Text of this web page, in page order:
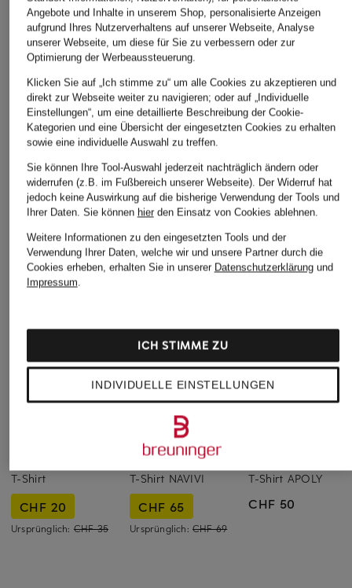
T-Shirt
CHF 20
Ursprünglich: CHF 35
DRYKORN
T-Shirt NAVIVI
CHF 65
Ursprünglich: CHF 69
T-Shirt APOLY
CHF 50
Angebote und Inhalte in unserem Shop, personalisierte Anzeigen
aufgrund Ihres Nutzerverhaltens auf unserer Webseite, Analyse
unserer Webseite, um diese für Sie zu verbessern oder zur
Optimierung der Werbeaussteuerung.
Klicken Sie auf „Ich stimme zu“ um alle Cookies zu akzeptieren und
direkt zur Webseite weiter zu navigieren; oder auf „Individuelle
Einstellungen“, um eine detaillierte Beschreibung der Cookie-
Kategorien und eine Übersicht der eingesetzten Cookies zu erhalten
sowie eine individuelle Auswahl zu treffen.
Sie können Ihre Tool-Auswahl jederzeit nachträglich ändern oder
widerrufen (z.B. im Fußbereich unserer Webseite). Der Widerruf hat
jedoch keine Auswirkung auf die bisherige Verwendung der Tools und
Ihrer Daten. Sie können hierden Einsatz von Cookies ablehnen.
Weitere Informationen zu den eingesetzten Tools und der
Verwendung Ihrer Daten, welche wir und unsere Partner durch die
Cookies erheben, erhalten Sie in unserer Datenschutzerklärungund
Impressum.
INDIVIDUELLE EINSTELLUNGEN
ICH STIMME ZU